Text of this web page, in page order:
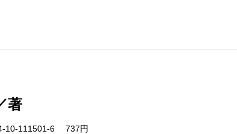
著
10-111501-6 737円